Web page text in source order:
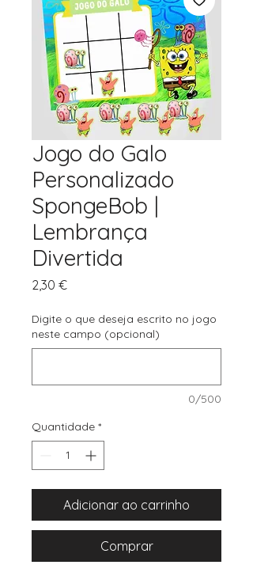
Jogo do Galo
Personalizado
SpongeBob |
Lembrança
Divertida
2,30 €Preço
Digite o que deseja escrito no jogo
neste campo (opcional)
0/500
Quantidade *
Adicionar ao carrinho
Comprar